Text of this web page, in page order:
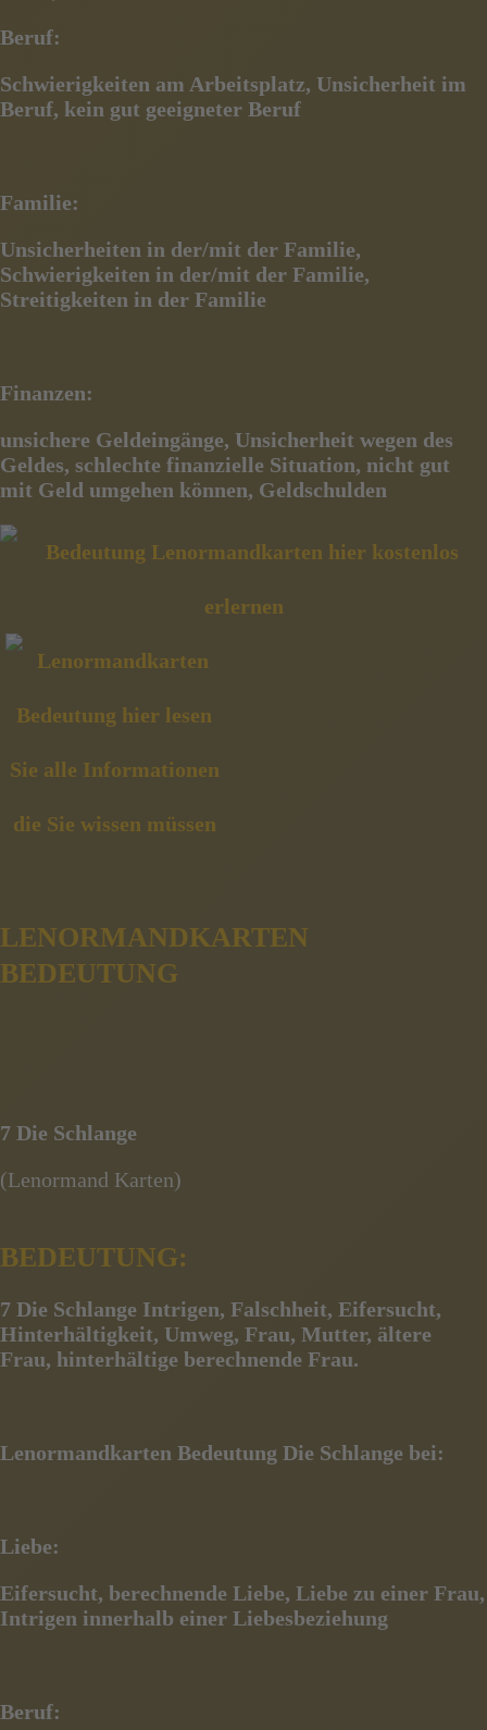
Beruf:
Schwierigkeiten am Arbeitsplatz, Unsicherheit im
Beruf, kein gut geeigneter Beruf
Familie:
Unsicherheiten in der/mit der Familie,
Schwierigkeiten in der/mit der Familie,
Streitigkeiten in der Familie
Finanzen:
unsichere Geldeingänge, Unsicherheit wegen des
Geldes, schlechte finanzielle Situation, nicht gut
mit Geld umgehen können, Geldschulden
LENORMANDKARTEN
BEDEUTUNG
7 Die Schlange
(Lenormand Karten)
BEDEUTUNG:
7 Die Schlange Intrigen, Falschheit, Eifersucht,
Hinterhältigkeit, Umweg, Frau, Mutter, ältere
Frau, hinterhältige berechnende Frau.
Lenormandkarten Bedeutung Die Schlange bei:
Liebe:
Eifersucht, berechnende Liebe, Liebe zu einer Frau,
Intrigen innerhalb einer Liebesbeziehung
Beruf: